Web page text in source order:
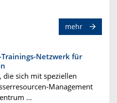
mehr
Netzwerk für
die sich mit speziellen
Management
…